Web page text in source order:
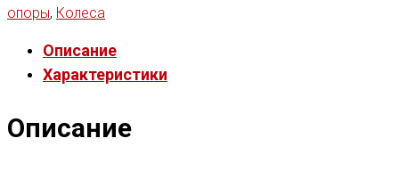
опоры, Колеса
Описание
Характеристики
Описание